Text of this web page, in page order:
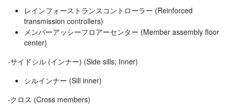
レインフォーストランスコントローラー (Reinforced
transmission controllers)
メンバーアッシーフロアーセンター (Member assembly floor
center)
-サイドシル (インナー) (Side sills; Inner)
シルインナー (Sill inner)
-クロス (Cross members)